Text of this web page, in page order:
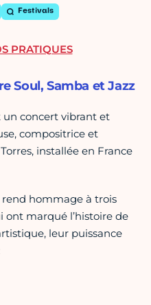
Festivals
Soul, Samba et Jazz
un concert vibrant et
compositrice et
installée en France
rend hommage à trois
ont marqué l’histoire de
leur puissance
PRATIQUES